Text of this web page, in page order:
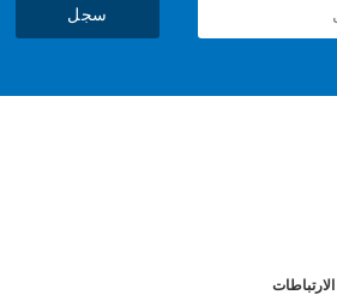
سجل
الارتباطات